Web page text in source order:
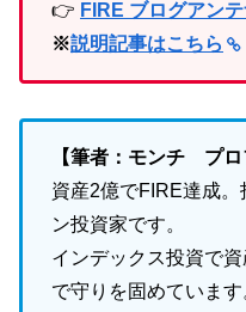
👉 FIRE ブログアン
※説明記事はこちら
【筆者：モンチ プロ
資産2億でFIRE達成
ン投資家です。
インデックス投資で資
で守りを固めています